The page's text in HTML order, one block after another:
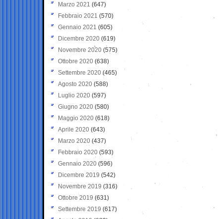
Marzo 2021 (647)
Febbraio 2021 (570)
Gennaio 2021 (605)
Dicembre 2020 (619)
Novembre 2020 (575)
Ottobre 2020 (638)
Settembre 2020(465)
Agosto 2020 (588)
Luglio 2020 (597)
Giugno 2020 (580)
Maggio 2020 (618)
Aprile 2020 (643)
Marzo 2020 (437)
Febbraio 2020 (593)
Gennaio 2020 (596)
Dicembre 2019 (542)
Novembre 2019 (316)
Ottobre 2019 (631)
Settembre 2019 (617)